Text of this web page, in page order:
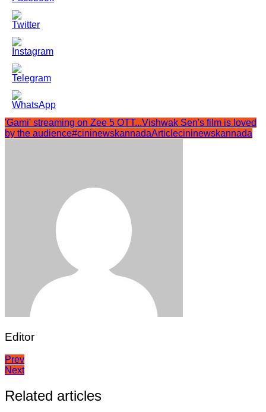
'Gami' streaming on Zee 5 OTT...Vishwak Sen's film is loved
by the audience#cininewskannadaArticlecininewskannada
Editor
Post
navigation
Prev
Next
Related articles